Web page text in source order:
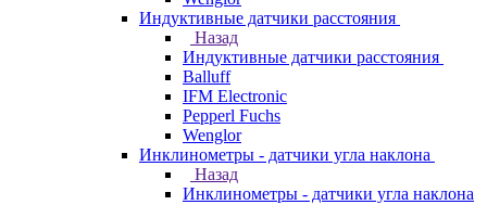
Индуктивные датчики расстояния
Назад
Индуктивные датчики расстояния
Balluff
IFM Electronic
Pepperl Fuchs
Wenglor
Инклинометры - датчики угла наклона
Назад
Инклинометры - датчики угла наклона